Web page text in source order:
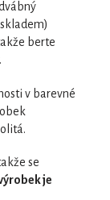
berte
v barevné
se
je